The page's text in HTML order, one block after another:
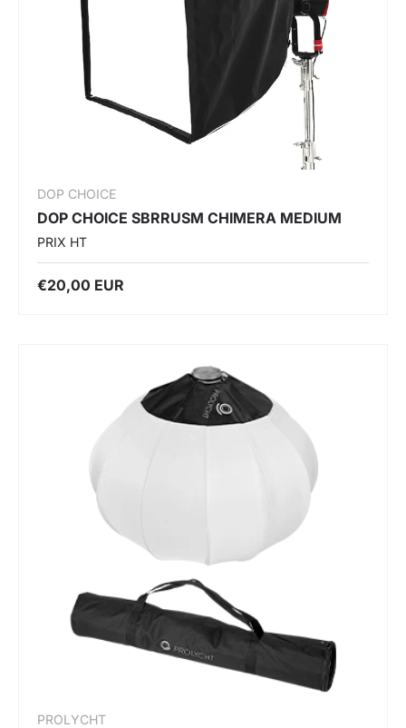
DOP CHOICE
DOP CHOICE SBRRUSM CHIMERA MEDIUM
PRIX HT
€20,00 EUR
PROLYCHT